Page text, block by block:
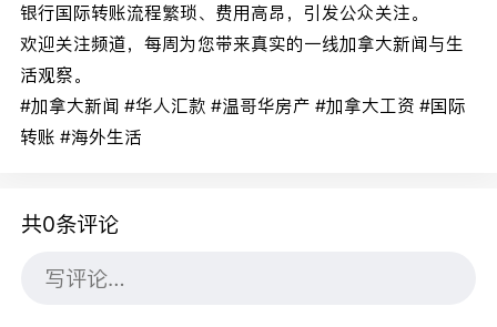
银行国际转账流程繁琐、费用高昂，引发公众关注。
欢迎关注频道，每周为您带来真实的一线加拿大新闻与生
活观察。
#加拿大新闻 #华人汇款 #温哥华房产 #加拿大工资 #国际
转账 #海外生活
共0条评论